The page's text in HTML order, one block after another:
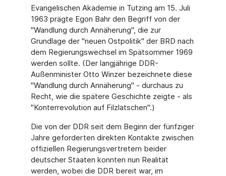
Evangelischen Akademie in Tutzing am 15. Juli
1963 prägte Egon Bahr den Begriff von der
"Wandlung durch Annäherung", die zur
Grundlage der "neuen Ostpolitik" der BRD nach
dem Regierungswechsel im Spätsommer 1969
werden sollte. (Der langjährige DDR-
Außenminister Otto Winzer bezeichnete diese
"Wandlung durch Annäherung" - durchaus zu
Recht, wie die spätere Geschichte zeigte - als
"Konterrevolution auf Filzlatschen".)
Die von der DDR seit dem Beginn der fünfziger
Jahre geforderten direkten Kontakte zwischen
offiziellen Regierungsvertretern beider
deutscher Staaten konnten nun Realität
werden, wobei die DDR bereit war, im